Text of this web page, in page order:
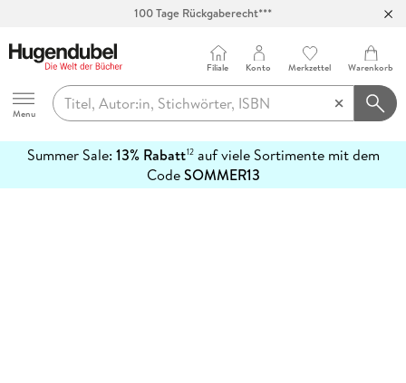
100 Tage Rückgaberecht***
Hugendubel
Menu
Filiale Konto Merkzettel Warenkorb
Summer Sale: 13% Rabatt12auf viele Sortimente mit dem
CodeSOMMER13
erfahren